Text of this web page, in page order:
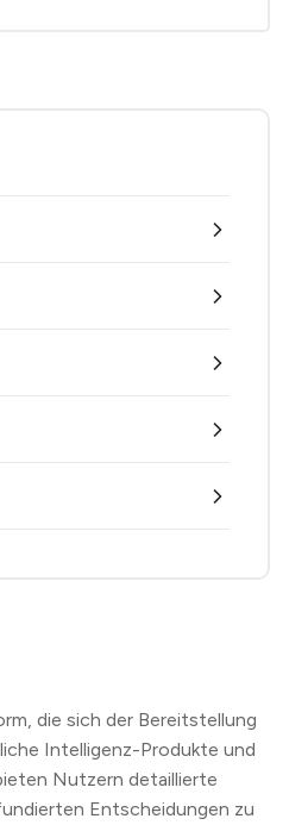
die sich der Bereitstellung
Intelligenz-Produkte und
Nutzern detaillierte
Entscheidungen zu